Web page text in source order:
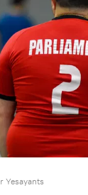
Yesayants